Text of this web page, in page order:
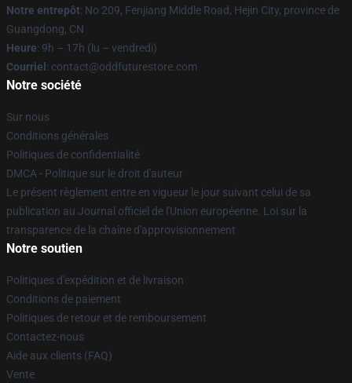
Notre entrepôt: No 209, Fenjiang Middle Road, Hejin City, province de
Guangdong, CN
Heure: 9h – 17h (lu – vendredi)
Courriel : contact@oddfuturestore.com
Notre société
Sur nous
Conditions générales
Politiques de confidentialité
DMCA - Politique sur le droit d'auteur
Le présent règlement entre en vigueur le jour suivant celui de sa
publication au Journal officiel de l'Union européenne. Loi sur la
transparence de la chaîne d'approvisionnement
Notre soutien
Politiques d'expédition et de livraison
Conditions de paiement
Politiques de retour et de remboursement
Contactez-nous
Aide aux clients (FAQ)
Vente